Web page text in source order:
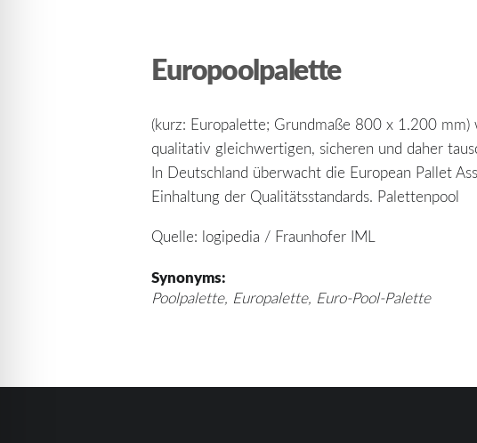
Europoolpalette
(kurz: Europalette; Grundmaße 800 x 1.200
qualitativ gleichwertigen, sicheren und daher
In Deutschland überwacht die European Pallet
Einhaltung der Qualitätsstandards. Palettenpool
Quelle: logipedia / Fraunhofer IML
Synonyms:
Poolpalette, Europalette, Euro-Pool-Palette